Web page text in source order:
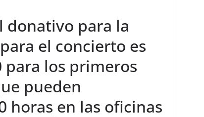
donativo para la
el concierto es
para los primeros
pueden
horas en las oficinas